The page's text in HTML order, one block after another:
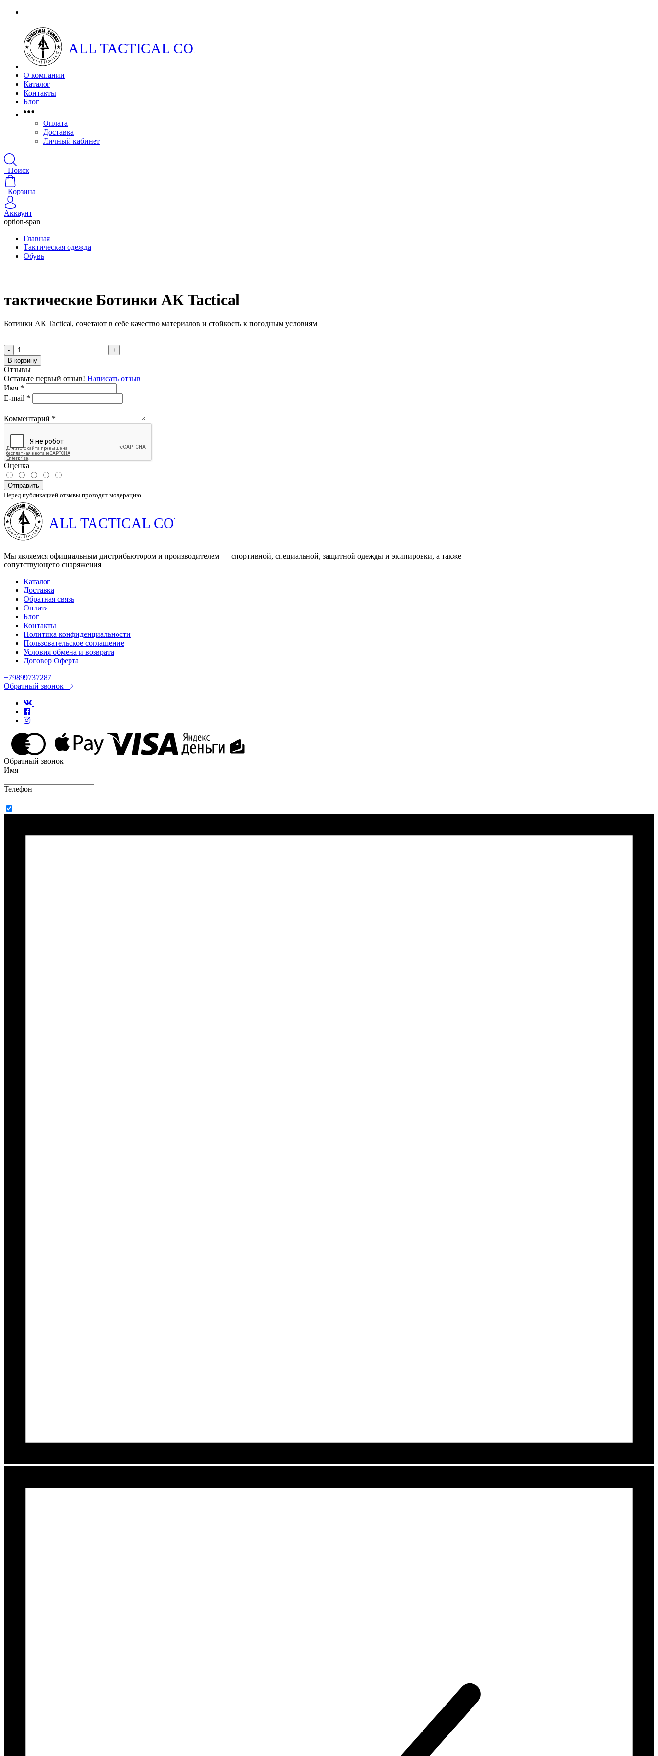
ALL TACTICAL COMBAT
О компании
Каталог
Контакты
Блог
Оплата
Доставка
Личный кабинет
Поиск
Корзина
Аккаунт
option-span
Главная
Тактическая одежда
Обувь
тактические Ботинки АК Tactical
Ботинки АК Tactical, сочетают в себе качество материалов и стойкость к погодным условиям
-
+
В корзину
Отзывы
Оставьте первый отзыв! Написать отзыв
Имя *
E-mail *
Комментарий *
Оценка
Отправить
Перед публикацией отзывы проходят модерацию
ALL TACTICAL COMBAT
Мы являемся официальным дистрибьютором и производителем — спортивной, специальной, защитной одежды и экипировки, а также
сопутствующего снаряжения
Каталог
Доставка
Обратная связь
Оплата
Блог
Контакты
Политика конфиденциальности
Пользовательское соглашение
Условия обмена и возврата
Договор Оферта
+79899737287
Обратный звонок
Обратный звонок
Имя
Телефон